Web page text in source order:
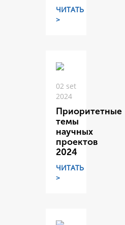
ЧИТАТЬ
>
02 set
2024
Приоритетные
темы
научных
проектов
2024
ЧИТАТЬ
>